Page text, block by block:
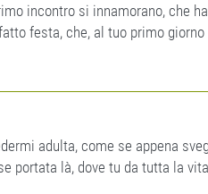
incontro si innamorano, che
festa, che, al tuo primo
adulta, come se appena
portata là, dove tu da tutta la